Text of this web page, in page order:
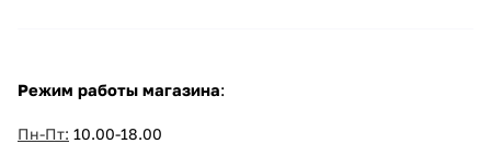
Режим работы магазина:
Пн-Пт: 10.00-18.00